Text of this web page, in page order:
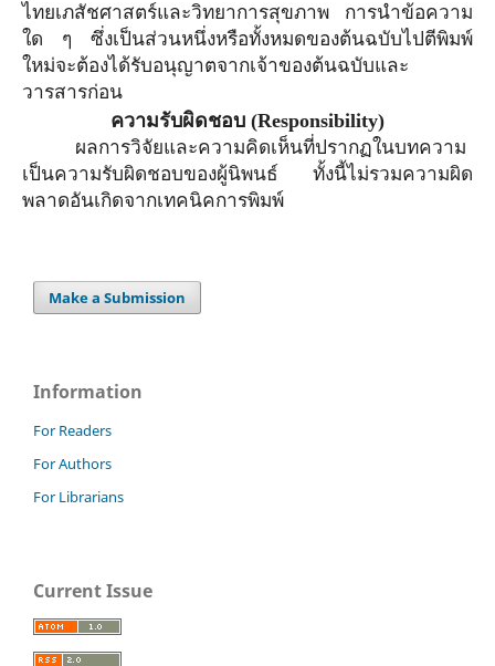
ไทยเภสัชศาสตร์และวิทยาการสุขภาพ การนำข้อความ
ใด ๆ ซึ่งเป็นส่วนหนึ่งหรือทั้งหมดของต้นฉบับไปตีพิมพ์
ใหม่จะต้องได้รับอนุญาตจากเจ้าของต้นฉบับและ
วารสารก่อน
ความรับผิดชอบ (Responsibility)
ผลการวิจัยและความคิดเห็นที่ปรากฏในบทความ
เป็นความรับผิดชอบของผู้นิพนธ์ ทั้งนี้ไม่รวมความผิด
พลาดอันเกิดจากเทคนิคการพิมพ์
Make a Submission
Information
For Readers
For Authors
For Librarians
Current Issue